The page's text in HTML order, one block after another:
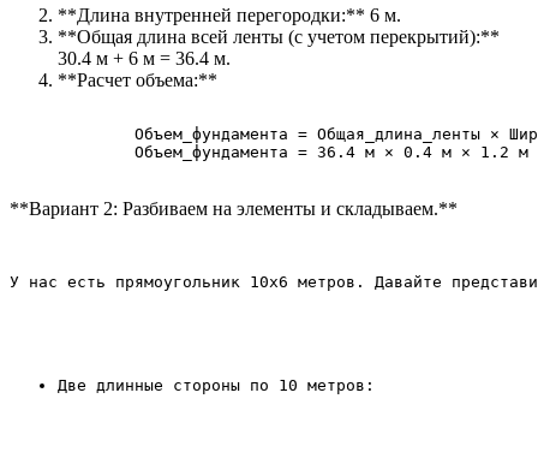
**Длина внутренней перегородки:** 6 м.
**Общая длина всей ленты (с учетом перекрытий):**
30.4 м + 6 м = 36.4 м.
**Расчет объема:**
Объем_фундамента = Общая_длина_ленты ×
Объем_фундамента = 36.4 м × 0.4 м × 1.2 м
**Вариант 2: Разбиваем на элементы и складываем.**
У нас есть прямоугольник 10х6 метров. Давайте
Две длинные стороны по 10 метров: